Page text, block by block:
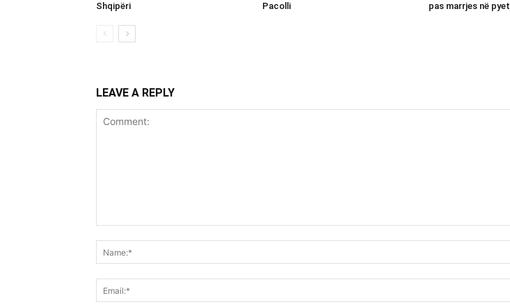
Shqipëri
Pacolli
pas marrjes në
LEAVE A REPLY